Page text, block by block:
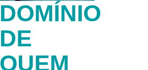
DOMÍNIO
DE
QUEM